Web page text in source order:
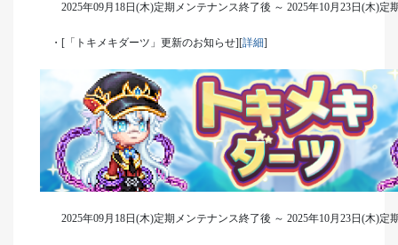
2025年09月18日(木)定期メンテナンス終了後 ～ 2025年10月23日(木)定
・[「トキメキダーツ」更新のお知らせ][詳細]
2025年09月18日(木)定期メンテナンス終了後 ～ 2025年10月23日(木)定